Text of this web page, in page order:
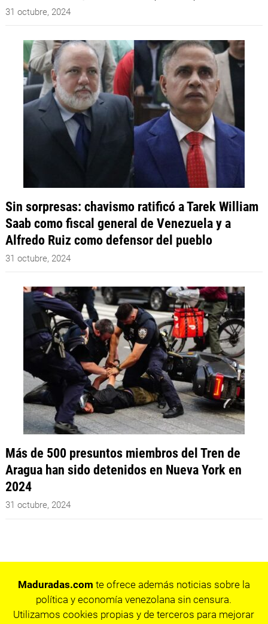
31 octubre, 2024
Sin sorpresas: chavismo ratificó a Tarek William
Saab como fiscal general de Venezuela y a
Alfredo Ruiz como defensor del pueblo
31 octubre, 2024
Más de 500 presuntos miembros del Tren de
Aragua han sido detenidos en Nueva York en
2024
31 octubre, 2024
Maduradas.com te ofrece además noticias sobre la
política y economía venezolana sin censura.
Utilizamos cookies propias y de terceros para mejorar